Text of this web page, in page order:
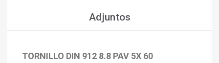
Adjuntos
TORNILLO DIN 912 8.8 PAV 5X 60